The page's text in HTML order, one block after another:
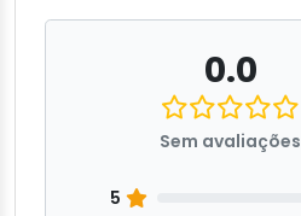
0.0
Sem avaliações
5